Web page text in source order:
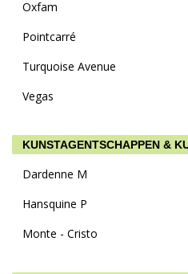
Oxfam
Pointcarré
Turquoise Avenue
Vegas
KUNSTAGENTSCHAPPEN &
Dardenne M
Hansquine P
Monte - Cristo